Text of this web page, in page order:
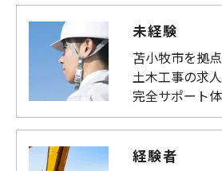
未経験
苫小牧市を拠
土木工事の求
完全サポート
経験者